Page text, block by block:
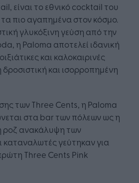
είναι το εθνικό cocktail του
πιο αγαπημένα στον κόσμο.
γλυκόξινη γεύση από την
η Paloma αποτελεί ιδανική
και καλοκαιρινές
και ισορροπημένη
των Three Cents, η Paloma
στα bar των πόλεων ως η
ροζ ανακάλυψη των
καταναλωτές γεύτηκαν για
Three Cents Pink